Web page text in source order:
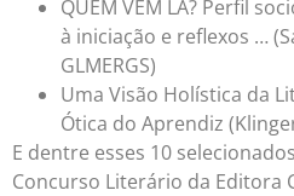
QUEM VEM LÁ? Perfil
à iniciação e reflexos …
GLMERGS)
Uma Visão Holística da
Ótica do Aprendiz
E dentre esses 10
Concurso Literário da Editora